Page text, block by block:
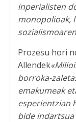
inperialisten
monopolioak,
Prozesu hori
Allendek
borroka-
emakumeak
esperientzian
bide